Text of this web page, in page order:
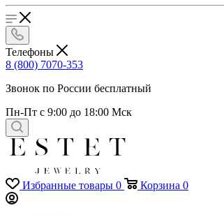
Телефоны
8 (800) 7070-353
Звонок по России бесплатный
Пн-Пт с 9:00 до 18:00 Мск
Избранные товары 0 Корзина 0